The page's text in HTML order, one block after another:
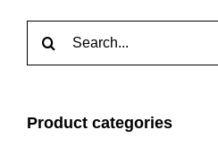
Product categories